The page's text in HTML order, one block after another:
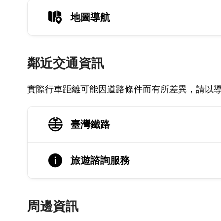
地圖導航
鄰近交通資訊
實際行車距離可能因道路條件而有所差異，請以
臺灣鐵路
旅遊諮詢服務
周邊資訊